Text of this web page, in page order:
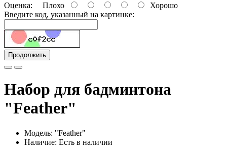
Оценка: Плохо
Хорошо
Введите код, указанный на картинке:
Продолжить
Набор для бадминтона
"Feather"
Модель: "Feather"
Наличие: Есть в наличии